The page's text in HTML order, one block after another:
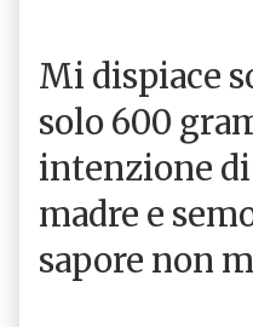
Mi dispiace
solo 600
intenzione
madre e
sapore non